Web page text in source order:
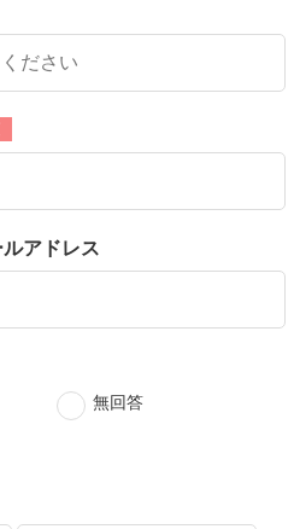
アドレス
無回答